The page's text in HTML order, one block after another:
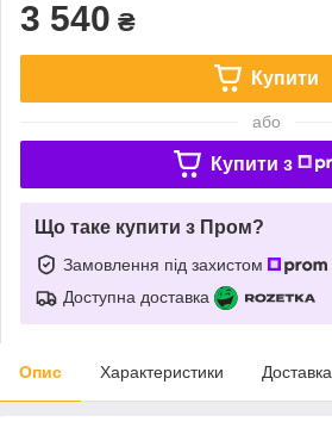
3 540 ₴
Купити
або
Купити з
Що таке купити з Пром?
Замовлення під захистом
Доступна доставка
Опис Характеристики Доставка